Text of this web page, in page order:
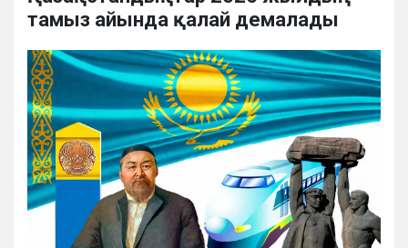
тамыз айында қалай демалады